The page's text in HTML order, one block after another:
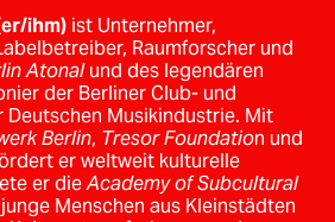
ihm) ist Unternehmer,
Raumforscher und
Atonalund des legendären
der Berliner Club- und
Deutschen Musikindustrie. Mit
Berlin, Tresor Foundation und
er weltweit kulturelle
er dieAcademy of Subcultural
Menschen aus Kleinstädten